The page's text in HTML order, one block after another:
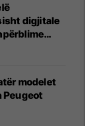
digjitale
modelet
Peugeot